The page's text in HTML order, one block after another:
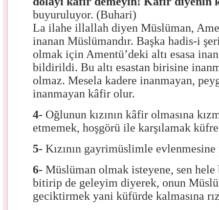
buyuruluyor. (Buhari)
La ilahe illallah diyen Müslüman,
inanan Müslümandır. Başka hadis-i
olmak için Amentü’deki altı esasa
bildirildi. Bu altı esastan birisine
olmaz. Mesela kadere inanmayan,
inanmayan kâfir olur.
4- Oğlunun kızının kâfir olmasına
etmemek, hoşgörü ile karşılamak
5-Kızının gayrimüslimle evlenmesine
6- Müslüman olmak isteyene, sen
bitirip de geleyim diyerek, onun
geciktirmek yani küfürde kalmasına